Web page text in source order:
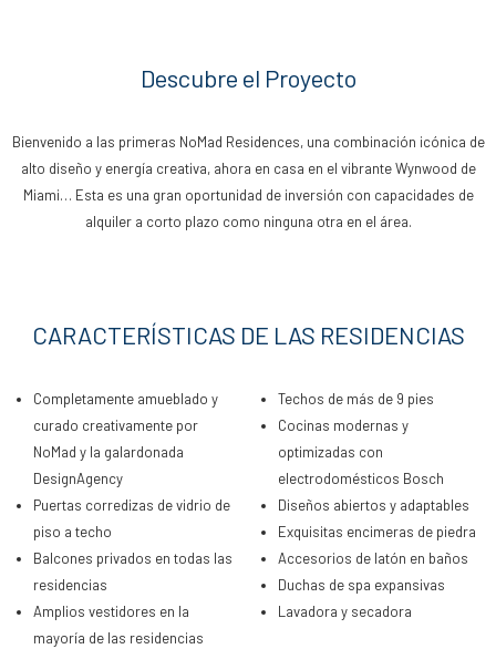
Descubre el Proyecto
Bienvenido a las primeras NoMad Residences, una combinación icónica de
alto diseño y energía creativa, ahora en casa en el vibrante Wynwood de
Miami… Esta es una gran oportunidad de inversión con capacidades de
alquiler a corto plazo como ninguna otra en el área.
CARACTERÍSTICAS DE LAS RESIDENCIAS
Completamente amueblado y
curado creativamente por
NoMad y la galardonada
DesignAgency
Puertas corredizas de vidrio de
piso a techo
Balcones privados en todas las
residencias
Amplios vestidores en la
mayoría de las residencias
Techos de más de 9 pies
Cocinas modernas y
optimizadas con
electrodomésticos Bosch
Diseños abiertos y adaptables
Exquisitas encimeras de piedra
Accesorios de latón en baños
Duchas de spa expansivas
Lavadora y secadora